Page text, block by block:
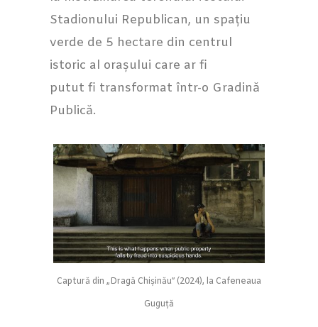
Stadionului Republican, un spațiu
verde de 5 hectare din centrul
istoric al orașului care ar fi
putut fi transformat într-o Gradină
Publică.
Captură din „Dragă Chișinău” (2024), la Cafeneaua
Guguță